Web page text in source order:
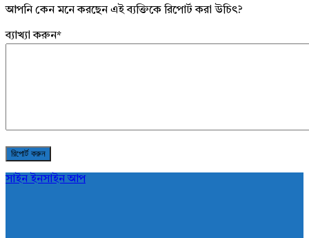
আপনি কেন মনে করছেন এই ব্যক্তিকে রিপোর্ট করা উচিৎ?
ব্যাখ্যা করুন*
সাইন ইনসাইন আপ